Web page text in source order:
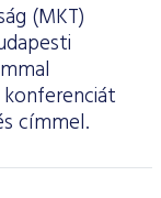
(MKT)
címmel.